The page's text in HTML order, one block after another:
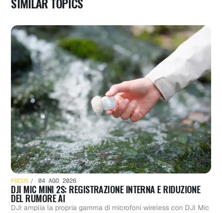
FOCUS 04 AGO 2026
DJI MIC MINI 2S: REGISTRAZIONE INTERNA E RIDUZIONE
DEL RUMORE AI
DJI amplia la propria gamma di microfoni wireless con DJI Mic